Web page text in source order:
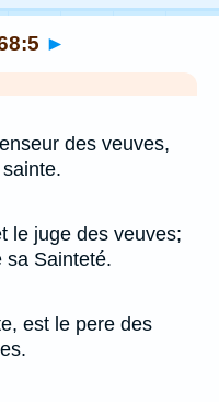
►
des veuves,
le juge des veuves;
sa Sainteté.
est le pere des